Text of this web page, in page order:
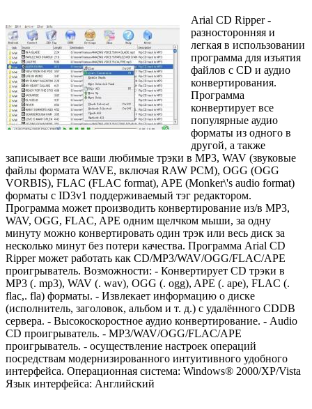
Arial CD Ripper -
разносторонняя и
легкая в использовании
программа для изъятия
файлов с CD и аудио
конвертирования.
Программа
конвертирует все
популярные аудио
форматы из одного в
другой, а также
записывает все ваши любимые трэки в MP3, WAV (звуковые
файлы формата WAVE, включая RAW PCM), OGG (OGG
VORBIS), FLAC (FLAC format), APE (Monker\'s audio format)
форматы с ID3v1 поддерживаемый тэг редактором.
Программа может производить конвертирование из/в MP3,
WAV, OGG, FLAC, APE одним щелчком мыши, за одну
минуту можно конвертировать один трэк или весь диск за
несколько минут без потери качества. Программа Arial CD
Ripper может работать как CD/MP3/WAV/OGG/FLAC/APE
проигрыватель. Возможности: - Конвертирует CD трэки в
MP3 (. mp3), WAV (. wav), OGG (. ogg), APE (. ape), FLAC (.
flac,. fla) форматы. - Извлекает информацию о диске
(исполнитель, заголовок, альбом и т. д.) с удалённого CDDB
сервера. - Высокоскоростное аудио конвертирование. - Audio
CD проигрыватель. - MP3/WAV/OGG/FLAC/APE
проигрыватель. - осуществление настроек операций
посредствам модернизированного интуитивного удобного
интерфейса. Операционная система: Windows® 2000/XP/Vista
Язык интерфейса: Английский